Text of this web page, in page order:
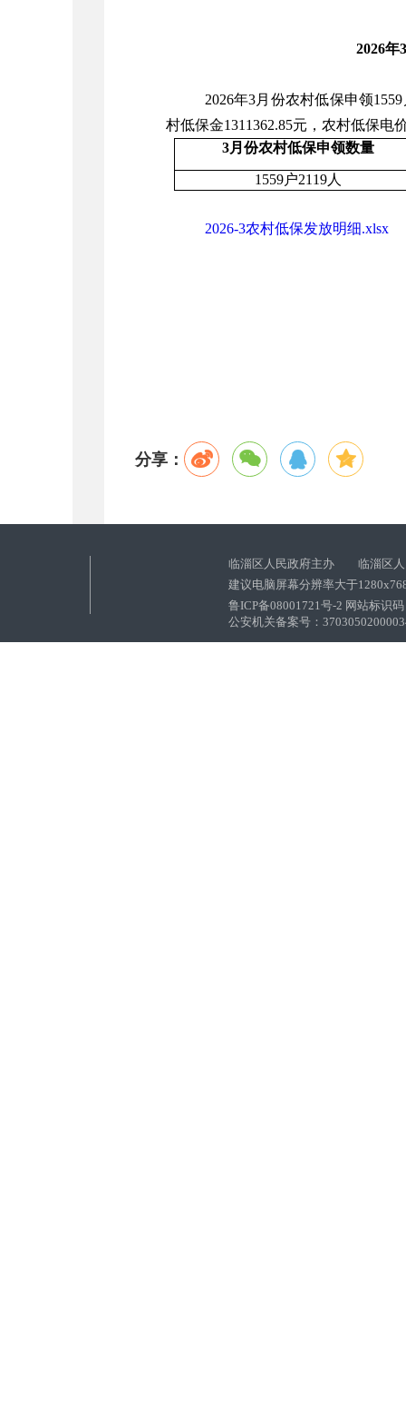
2026年
2026年3月份农村低保申领
村低保金1311362.85元，农村低保电
3月份农村低保申领数量
1559户2119人
2026-3农村低保发放明细.xlsx
分享：
临淄区人民政府主办 临淄区人
建议电脑屏幕分辨率大于
鲁ICP备08001721号-2 网站标识
公安机关备案号：